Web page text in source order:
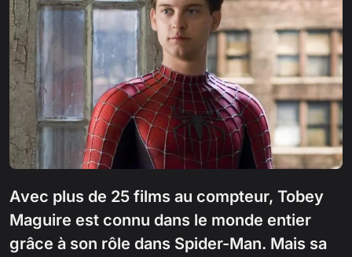
Avec plus de 25 films au compteur, Tobey
Maguire est connu dans le monde entier
grâce à son rôle dans Spider-Man. Mais sa